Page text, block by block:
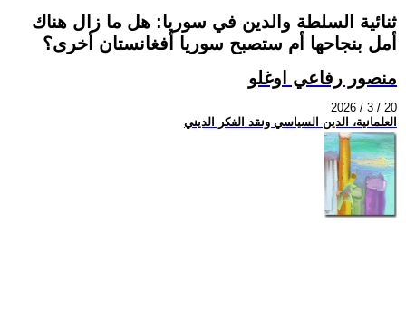
ثنائية السلطة والدين في سوريا: هل ما زال هناك
أمل بنجاحها أم ستصبح سوريا أفغانستان أخرى؟
منصور رفاعي اوغلو
2026 / 3 / 20
العلمانية، الدين السياسي ونقد الفكر الديني